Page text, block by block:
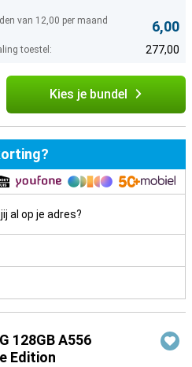
van 12,00 per maand
6,00
toestel: 277,00
Kies je bundel
al op je adres?
128GB A556
Edition